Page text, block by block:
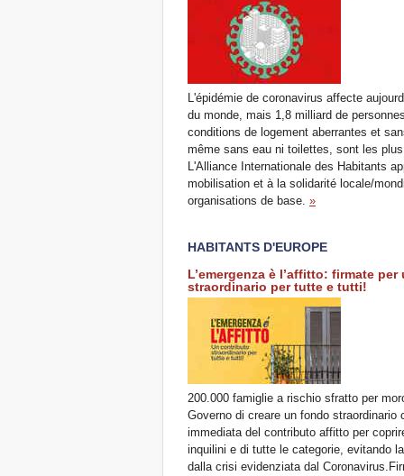
L'épidémie de coronavirus affecte
du monde, mais 1,8 milliard de
conditions de logement aberrantes et
même sans eau ni toilettes, sont les
L'Alliance Internationale des Habitants
mobilisation et à la solidarité locale/
organisations de base.»
HABITANTS D'EUROPE
L’emergenza è l’affitto: firmate
straordinario per tutte e tutti!
200.000 famiglie a rischio sfratto per
Governo di creare un fondo straordinario
immediata del contributo affitto per
inquilini e di tutte le categorie, evitando
dalla crisi evidenziata dal